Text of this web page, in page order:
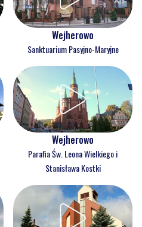
Wejherowo
Sanktuarium Pasyjno-Maryjne
Wejherowo
Parafia Św. Leona Wielkiego i
Stanisława Kostki